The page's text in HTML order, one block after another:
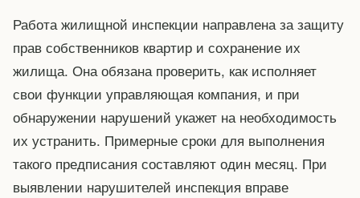
Работа жилищной инспекции направлена за защиту
прав собственников квартир и сохранение их
жилища. Она обязана проверить, как исполняет
свои функции управляющая компания, и при
обнаружении нарушений укажет на необходимость
их устранить. Примерные сроки для выполнения
такого предписания составляют один месяц. При
выявлении нарушителей инспекция вправе